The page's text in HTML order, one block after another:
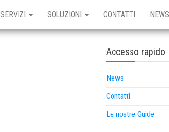
SERVIZI SOLUZIONI CONTATTI NEWS
Accesso rapido
News
Contatti
Le nostre Guide